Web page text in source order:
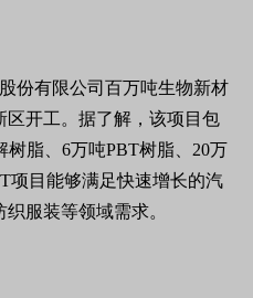
份有限公司百万吨生物新材
开工。据了解，该项目包
脂、6万吨PBT树脂、20万
项目能够满足快速增长的汽
服装等领域需求。